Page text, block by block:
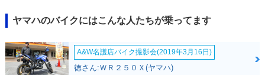
ヤマハのバイクにはこんな人たちが乗ってます
A&W名護店バイク撮影会(2019年3月16日)
徳さん:ＷＲ２５０Ｘ(ヤマハ)